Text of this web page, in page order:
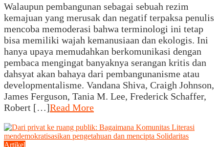
Walaupun pembangunan sebagai sebuah rezim
kemajuan yang merusak dan negatif terpaksa penulis
mencoba memoderasi bahwa terminologi ini tetap
bisa memiliki wajah kemanusiaan dan ekologis. Ini
hanya upaya memudahkan berkomunikasi dengan
pembaca mengingat banyaknya serangan kritis dan
dahsyat akan bahaya dari pembangunanisme atau
developmentalisme. Vandana Shiva, Craigh Johnson,
James Ferguson, Tania M. Lee, Frederick Schaffer,
Robert […]Read More
Artikel